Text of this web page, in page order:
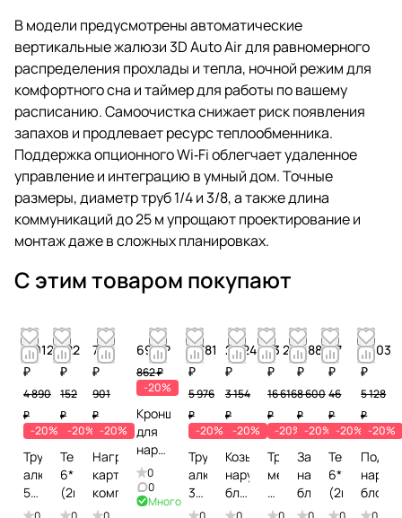
В модели предусмотрены автоматические
вертикальные жалюзи 3D Auto Air для равномерного
распределения прохлады и тепла, ночной режим для
комфортного сна и таймер для работы по вашему
расписанию. Самоочистка снижает риск появления
запахов и продлевает ресурс теплообменника.
Поддержка опционного Wi‑Fi облегчает удаленное
управление и интеграцию в умный дом. Точные
размеры, диаметр труб 1/4 и 3/8, а также длина
коммуникаций до 25 м упрощают проектирование и
монтаж даже в сложных планировках.
С этим товаром покупают
3 912
₽
4 890
₽
-20%
Труба
алюминиевая
5/8
(15м)
122
₽
152
₽
-20%
Теплоизоляция
6*19
(2м)
721
₽
901
₽
-20%
Нагреватель
картера
компрессора
690 ₽
862 ₽
-20%
Кронштейн
для
наружного
блока
до
4,5
0
0
Много
4 781
₽
5 976
₽
-20%
Труба
алюминиевая
3/4
(15м)
2 524
₽
3 154
₽
-20%
Козырек
наружного
блока
до 4
13 293
₽
16 616
₽
-20%
Труба
медная
3/4
(15м)
6 880
₽
8 600
₽
-20%
Защита
наружного
блока
37
₽
46
₽
-20%
6*10
(2м)
4 103
₽
5 128
₽
-20%
блока